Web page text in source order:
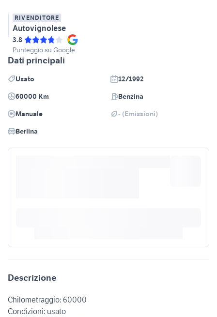
RIVENDITORE
Autovignolese
3.8
Punteggio su Google
Dati principali
Usato
12/1992
60000 Km
Benzina
Manuale
- (Emissioni)
Berlina
Descrizione
Chilometraggio: 60000
Condizioni: usato